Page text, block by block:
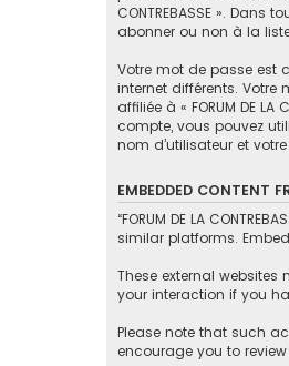
CONTREBASSE ».
abonner ou non à la
Votre mot de passe est
internet différents. Votre
affiliée à « FORUM DE
compte, vous pouvez
nom d’utilisateur et
EMBEDDED CONTENT
“FORUM DE LA
similar platforms.
These external
your interaction if you
Please note that such
encourage you to